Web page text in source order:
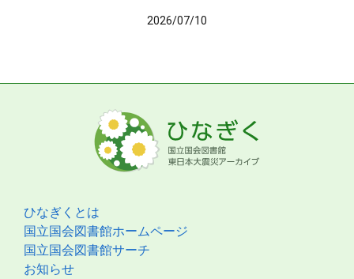
2026/07/10
ひなぎくとは
国立国会図書館ホームページ
国立国会図書館サーチ
お知らせ